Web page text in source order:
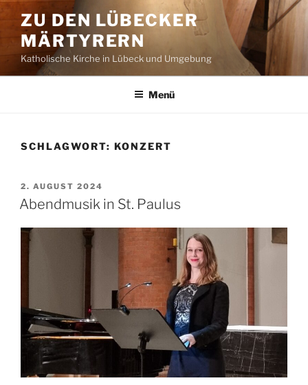
Zum
Inhalt
springen
ZU DEN LÜBECKER
MÄRTYRERN
Katholische Kirche in Lübeck und Umgebung
Menü
SCHLAGWORT: KONZERT
VERÖFFENTLICHT
AM
2. AUGUST 2024
Abendmusik in St. Paulus